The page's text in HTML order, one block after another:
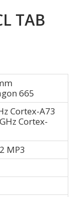
TAB
665
Cortex-A73
Cortex-
MP3